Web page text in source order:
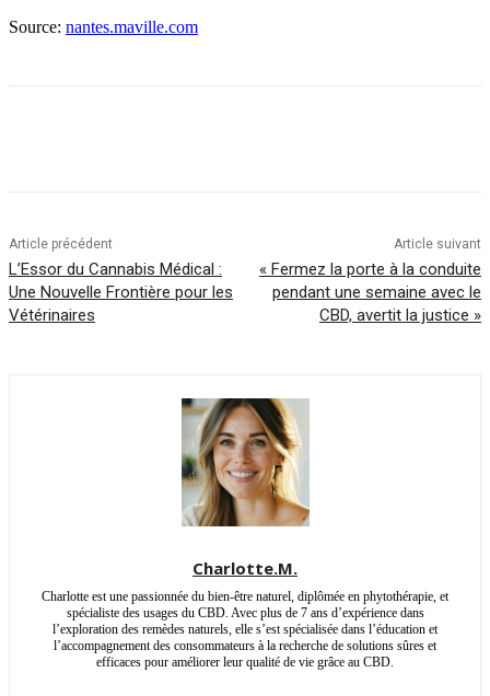
Source: nantes.maville.com
Article précédent
L’Essor du Cannabis Médical :
Une Nouvelle Frontière pour les
Vétérinaires
Article suivant
« Fermez la porte à la conduite
pendant une semaine avec le
CBD, avertit la justice »
Charlotte.M.
Charlotte est une passionnée du bien-être naturel, diplômée en phytothérapie, et
spécialiste des usages du CBD. Avec plus de 7 ans d’expérience dans
l’exploration des remèdes naturels, elle s’est spécialisée dans l’éducation et
l’accompagnement des consommateurs à la recherche de solutions sûres et
efficaces pour améliorer leur qualité de vie grâce au CBD.